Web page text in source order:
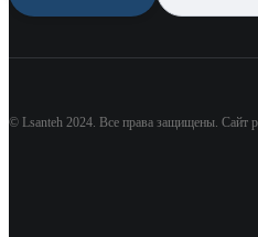
© Lsanteh 2024. Все права защищены. Сайт